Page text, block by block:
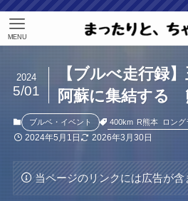
MENU
【ブルべ走行録
阿蘇に集結する
2024
5/01
ブルベ・イベント 400km R熊本 ロング
2024年5月1日 2026年3月30日
当ページのリンクには広告が